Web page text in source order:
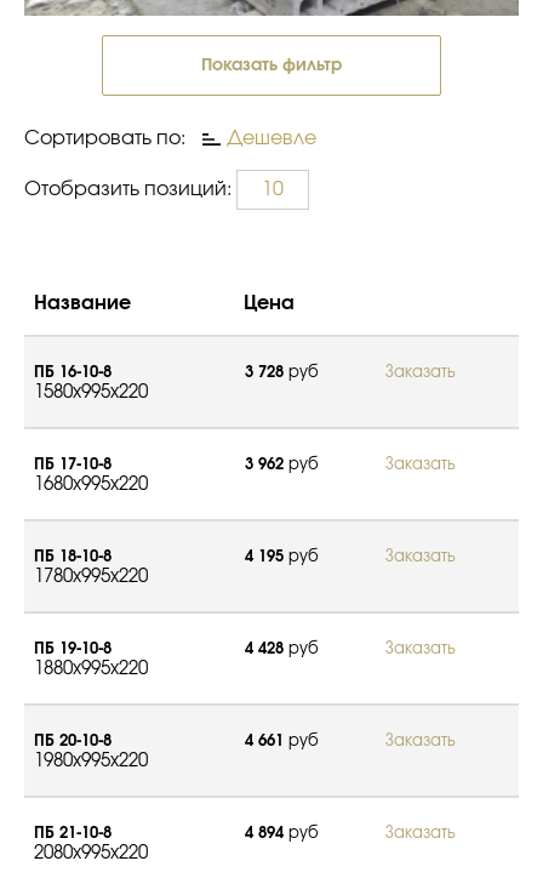
Показать фильтр
Сортировать по: Дешевле
Отобразить позиций: 10
Название Цена
ПБ 16-10-8
1580x995x220
3 728 руб Заказать
ПБ 17-10-8
1680x995x220
3 962 руб Заказать
ПБ 18-10-8
1780x995x220
4 195 руб Заказать
ПБ 19-10-8
1880x995x220
4 428 руб Заказать
ПБ 20-10-8
1980x995x220
4 661 руб Заказать
ПБ 21-10-8
2080x995x220
4 894 руб Заказать